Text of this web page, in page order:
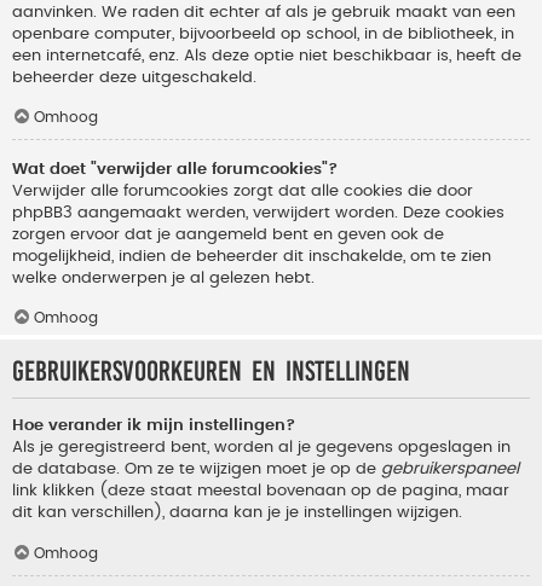
aanvinken. We raden dit echter af als je gebruik maakt van een
openbare computer, bijvoorbeeld op school, in de bibliotheek, in
een internetcafé, enz. Als deze optie niet beschikbaar is, heeft de
beheerder deze uitgeschakeld.
Omhoog
Wat doet "verwijder alle forumcookies"?
Verwijder alle forumcookies zorgt dat alle cookies die door
phpBB3 aangemaakt werden, verwijdert worden. Deze cookies
zorgen ervoor dat je aangemeld bent en geven ook de
mogelijkheid, indien de beheerder dit inschakelde, om te zien
welke onderwerpen je al gelezen hebt.
Omhoog
Gebruikersvoorkeuren en instellingen
Hoe verander ik mijn instellingen?
Als je geregistreerd bent, worden al je gegevens opgeslagen in
de database. Om ze te wijzigen moet je op de gebruikerspaneel
link klikken (deze staat meestal bovenaan op de pagina, maar
dit kan verschillen), daarna kan je je instellingen wijzigen.
Omhoog